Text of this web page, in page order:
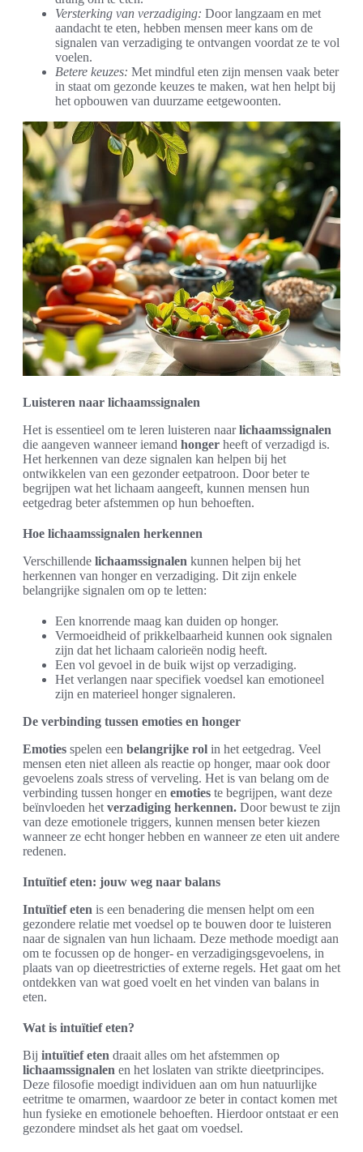
Versterking van verzadiging: Door langzaam en met
aandacht te eten, hebben mensen meer kans om de
signalen van verzadiging te ontvangen voordat ze te vol
voelen.
Betere keuzes: Met mindful eten zijn mensen vaak beter
in staat om gezonde keuzes te maken, wat hen helpt bij
het opbouwen van duurzame eetgewoonten.
Luisteren naar lichaamssignalen
Het is essentieel om te leren luisteren naarlichaamssignalen
die aangeven wanneer iemand honger heeft of verzadigd is.
Het herkennen van deze signalen kan helpen bij het
ontwikkelen van een gezonder eetpatroon. Door beter te
begrijpen wat het lichaam aangeeft, kunnen mensen hun
eetgedrag beter afstemmen op hun behoeften.
Hoe lichaamssignalen herkennen
Verschillende lichaamssignalen kunnen helpen bij het
herkennen van honger en verzadiging. Dit zijn enkele
belangrijke signalen om op te letten:
Een knorrende maag kan duiden op honger.
Vermoeidheid of prikkelbaarheid kunnen ook signalen
zijn dat het lichaam calorieën nodig heeft.
Een vol gevoel in de buik wijst op verzadiging.
Het verlangen naar specifiek voedsel kan emotioneel
zijn en materieel honger signaleren.
De verbinding tussen emoties en honger
Emoties spelen een belangrijke rol in het eetgedrag. Veel
mensen eten niet alleen als reactie op honger, maar ook door
gevoelens zoals stress of verveling. Het is van belang om de
verbinding tussen honger en emoties te begrijpen, want deze
beïnvloeden het verzadiging herkennen. Door bewust te zijn
van deze emotionele triggers, kunnen mensen beter kiezen
wanneer ze echt honger hebben en wanneer ze eten uit andere
redenen.
Intuïtief eten: jouw weg naar balans
Intuïtief eten is een benadering die mensen helpt om een
gezondere relatie met voedsel op te bouwen door te luisteren
naar de signalen van hun lichaam. Deze methode moedigt aan
om te focussen op de honger- en verzadigingsgevoelens, in
plaats van op dieetrestricties of externe regels. Het gaat om het
ontdekken van wat goed voelt en het vinden van balans in
eten.
Wat is intuïtief eten?
Bij intuïtief eten draait alles om het afstemmen op
lichaamssignalen en het loslaten van strikte dieetprincipes.
Deze filosofie moedigt individuen aan om hun natuurlijke
eetritme te omarmen, waardoor ze beter in contact komen met
hun fysieke en emotionele behoeften. Hierdoor ontstaat er een
gezondere mindset als het gaat om voedsel.